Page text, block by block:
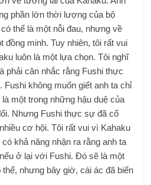
phần lớn thời lượng của bộ
thể là một nỗi đau, nhưng về
đồng minh. Tuy nhiên, tôi rất vui
luôn là một lựa chọn. Tôi nghĩ
phải cân nhắc rằng Fushi thực
không muốn giết anh ta chỉ
một trong những hậu duệ của
Nhưng Fushi thực sự đã cố
cơ hội. Tôi rất vui vì Kahaku
khả năng nhận ra rằng anh ta
ở lại với Fushi. Đó sẽ là một
nhưng bây giờ, cái ác đã biến